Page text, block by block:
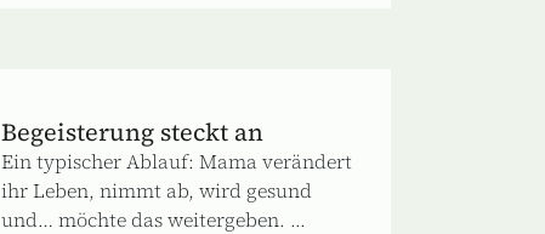
Begeisterung steckt an
Ein typischer Ablauf: Mama verändert
ihr Leben, nimmt ab, wird gesund
und… möchte das weitergeben. ...